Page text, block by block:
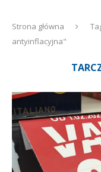
Strona główna
antyinflacyjna"